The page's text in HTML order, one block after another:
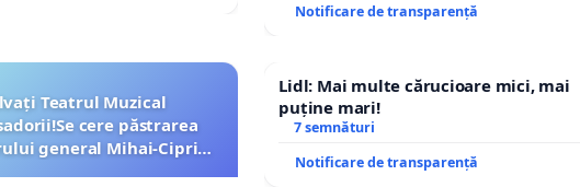
Notificare de transparență
Teatrul Muzical
cere păstrarea
general Mihai-Ciprian
Lidl: Mai multe cărucioare mici, mai
puține mari!
7 semnături
Notificare de transparență